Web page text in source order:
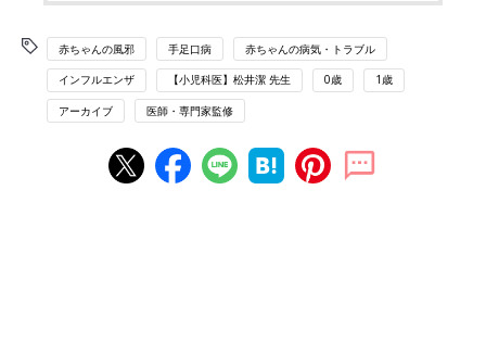
赤ちゃんの風邪 手足口病 赤ちゃんの病気・トラブル
インフルエンザ 【小児科医】松井潔 先生 0歳 1歳
アーカイブ 医師・専門家監修